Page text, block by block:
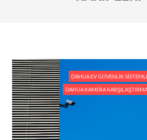
#Analog HD ve IP Kameraları
Avantajları
#Dahua Yapay Zeka Destekli
Gündüz Güvenlik Çözümleri
#Dahua Güvenlik Sistemleri: Ev ve
Komple Çözümler
DAHUA EV GÜVENLIK
DAHUA KAMERA